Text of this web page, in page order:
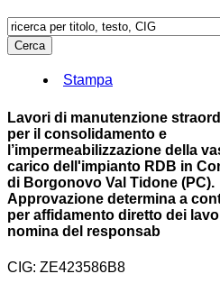
Stampa
Lavori di manutenzione
per il consolidamento e
l’impermeabilizzazione della
carico dell'impianto RDB in
di Borgonovo Val Tidone (PC).
Approvazione determina a
per affidamento diretto dei
nomina del responsab
CIG: ZE423586B8